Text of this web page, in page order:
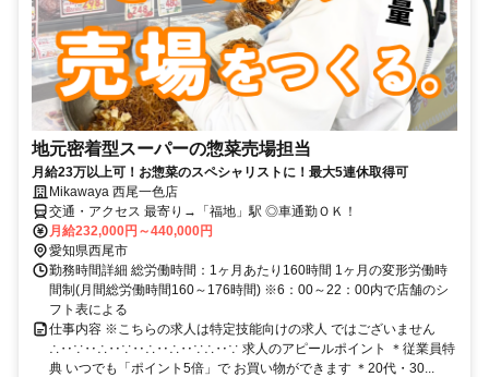
地元密着型スーパーの惣菜売場担当
月給23万以上可！お惣菜のスペシャリストに！最大5連休取得可
Mikawaya 西尾一色店
交通・アクセス 最寄り→「福地」駅 ◎車通勤ＯＫ！
月給232,000円～440,000円
愛知県西尾市
勤務時間詳細 総労働時間：1ヶ月あたり160時間 1ヶ月の変形労働時
間制(月間総労働時間160～176時間) ※6：00～22：00内で店舗のシ
フト表による
仕事内容 ※こちらの求人は特定技能向けの求人 ではございません
∴‥∵‥∴‥∵‥∴‥∴‥∵∴‥∵ 求人のアピールポイント ＊従業員特
典 いつでも「ポイント5倍」で お買い物ができます ＊20代・30...